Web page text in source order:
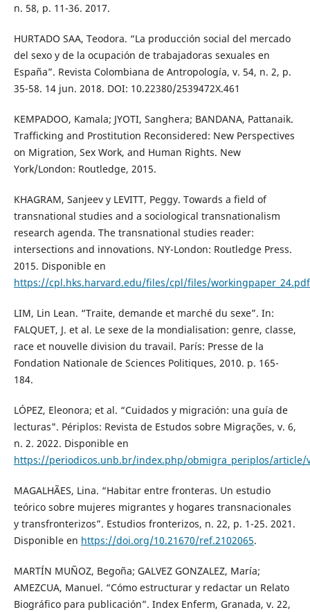
n. 58, p. 11-36. 2017.
HURTADO SAA, Teodora. “La producción social del mercado
del sexo y de la ocupación de trabajadoras sexuales en
España”. Revista Colombiana de Antropología, v. 54, n. 2, p.
35-58. 14 jun. 2018. DOI: 10.22380/2539472X.461
KEMPADOO, Kamala; JYOTI, Sanghera; BANDANA, Pattanaik.
Trafficking and Prostitution Reconsidered: New Perspectives
on Migration, Sex Work, and Human Rights. New
York/London: Routledge, 2015.
KHAGRAM, Sanjeev y LEVITT, Peggy. Towards a field of
transnational studies and a sociological transnationalism
research agenda. The transnational studies reader:
intersections and innovations. NY-London: Routledge Press.
2015. Disponible en
https://cpl.hks.harvard.edu/files/cpl/files/workingpaper_24.pdf
LIM, Lin Lean. “Traite, demande et marché du sexe”. In:
FALQUET, J. et al. Le sexe de la mondialisation: genre, classe,
race et nouvelle division du travail. París: Presse de la
Fondation Nationale de Sciences Politiques, 2010. p. 165-
184.
LÓPEZ, Eleonora; et al. “Cuidados y migración: una guía de
lecturas". Périplos: Revista de Estudos sobre Migrações, v. 6,
n. 2. 2022. Disponible en
https://periodicos.unb.br/index.php/obmigra_periplos/article/
MAGALHÃES, Lina. “Habitar entre fronteras. Un estudio
teórico sobre mujeres migrantes y hogares transnacionales
y transfronterizos”. Estudios fronterizos, n. 22, p. 1-25. 2021.
Disponible en https://doi.org/10.21670/ref.2102065.
MARTÍN MUÑOZ, Begoña; GALVEZ GONZALEZ, María;
AMEZCUA, Manuel. “Cómo estructurar y redactar un Relato
Biográfico para publicación”. Index Enferm, Granada, v. 22,